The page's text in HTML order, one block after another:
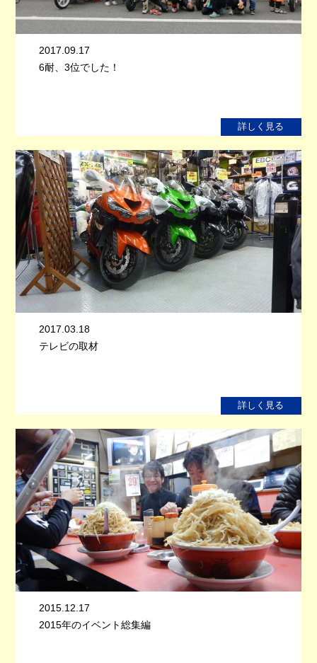
2017.09.17
6耐、3位でした！
詳しく見る
2017.03.18
テレビの取材
詳しく見る
2015.12.17
2015年のイベント総集編